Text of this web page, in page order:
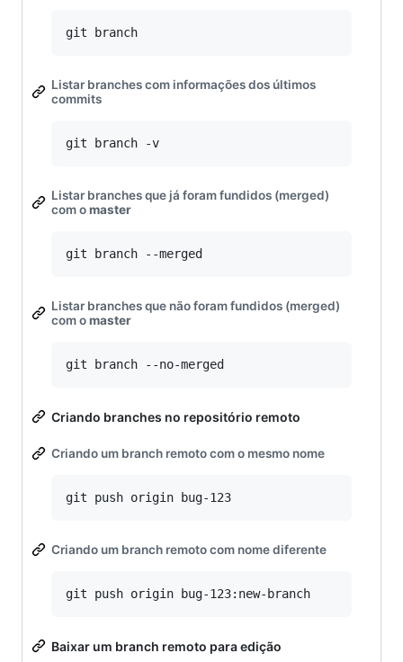
Listar branches com informações dos últimos
commits
Listar branches que já foram fundidos (merged)
com omaster
Listar branches que não foram fundidos (merged)
com omaster
Criando branches no repositório remoto
Criando um branch remoto com o mesmo nome
Criando um branch remoto com nome diferente
Baixar um branch remoto para edição